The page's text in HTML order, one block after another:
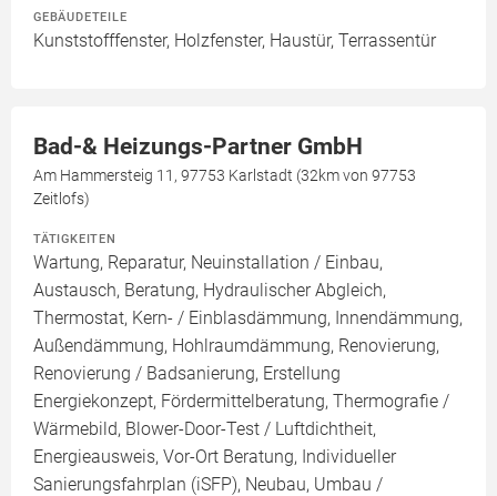
GEBÄUDETEILE
Kunststofffenster, Holzfenster, Haustür, Terrassentür
Bad-& Heizungs-Partner GmbH
Am Hammersteig 11, 97753 Karlstadt (32km von 97753
Zeitlofs)
TÄTIGKEITEN
Wartung, Reparatur, Neuinstallation / Einbau,
Austausch, Beratung, Hydraulischer Abgleich,
Thermostat, Kern- / Einblasdämmung, Innendämmung,
Außendämmung, Hohlraumdämmung, Renovierung,
Renovierung / Badsanierung, Erstellung
Energiekonzept, Fördermittelberatung, Thermografie /
Wärmebild, Blower-Door-Test / Luftdichtheit,
Energieausweis, Vor-Ort Beratung, Individueller
Sanierungsfahrplan (iSFP), Neubau, Umbau /